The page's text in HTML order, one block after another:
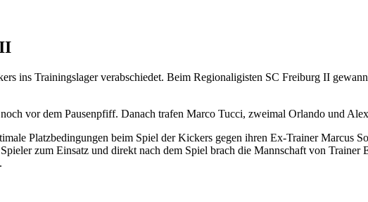
ins Trainingslager verabschiedet. Beim Regionaligisten SC Freiburg II
vor dem Pausenpfiff. Danach trafen Marco Tucci, zweimal Orlando und
Platzbedingungen beim Spiel der Kickers gegen ihren Ex-Trainer Marcus
zum Einsatz und direkt nach dem Spiel brach die Mannschaft von